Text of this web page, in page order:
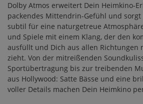
Dolby Atmos erweitert Dein Heimkino-
packendes Mittendrin-Gefühl und
subtil für eine naturgetreue
und Spiele mit einem Klang, der den
ausfüllt und Dich aus allen Richtungen
zieht. Von der mitreißenden
Sportübertragung bis zur treibenden
aus Hollywood: Satte Bässe und eine
voller Details machen Dein Heimkino